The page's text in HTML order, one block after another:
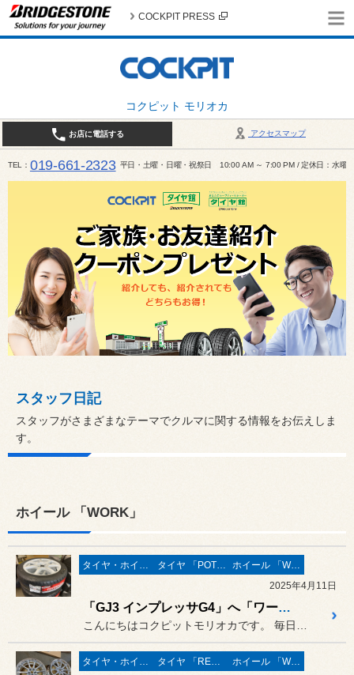
コクピット モリオカ
COCKPIT PRESS
アクセスマップ
お店に電話する
TEL 019-661-2323 平日・土曜・日曜・祝祭日 10:00 AM ～ 7:00 PM / 定休日：水曜
スタッフ日記
スタッフがさまざまなテーマでクルマに関する情報をお伝えしま
す。
ホイール 「WORK」
タイヤ・ホイール タイヤ 「POTENZA」
ホイール 「WORK」
2025年4月11日
「GJ3 インプレッサG4」へ「ワークエモーションT7R × ポテンザ アドレナリン RE004」！
タイヤ・ホイール タイヤ 「REGNO」
ホイール 「WORK」